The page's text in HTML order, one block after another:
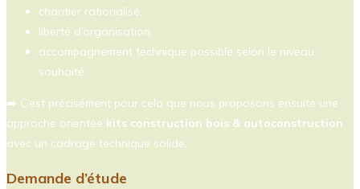
chantier rationalisé,
liberté d’organisation,
accompagnement technique possible selon le niveau
souhaité.
➡️ C’est précisément pour cela que nous proposons ensuite une
approche orientée kits construction bois & autoconstruction,
avec un cadrage technique solide.
Demande d’étude